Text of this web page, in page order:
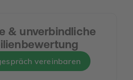
& unverbindliche
vereinbaren